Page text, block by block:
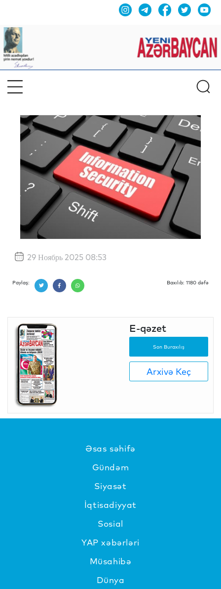
29 Ноябрь 2025 08:53
Paylaş: Baxılıb: 1180 dəfə
E-qəzet
Son Buraxılış
Arxivə Keç
Əsas səhifə
Gündəm
Siyasət
İqtisadiyyat
Sosial
YAP xəbərləri
Müsahibə
Dünya